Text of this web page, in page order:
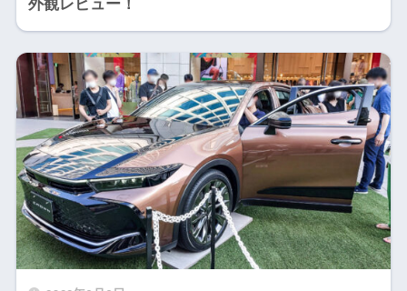
外観レビュー！